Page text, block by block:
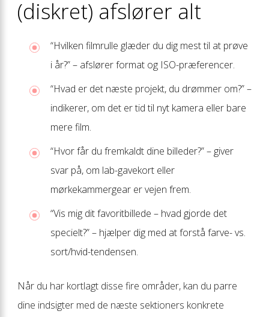
(diskret) afslører alt
“Hvilken filmrulle glæder du dig mest til at prøve
i år?” – afslører format og ISO-præferencer.
“Hvad er det næste projekt, du drømmer om?” –
indikerer, om det er tid til nyt kamera eller bare
mere film.
“Hvor får du fremkaldt dine billeder?” – giver
svar på, om lab-gavekort eller
mørkekammergear er vejen frem.
“Vis mig dit favoritbillede – hvad gjorde det
specielt?” – hjælper dig med at forstå farve- vs.
sort/hvid-tendensen.
Når du har kortlagt disse fire områder, kan du parre
dine indsigter med de næste sektioners konkrete